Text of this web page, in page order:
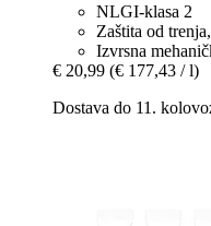
NLGI-klasa 2
Zaštita od
Izvrsna
€ 20,99 (€ 177,43 / l)
Dostava do 11.